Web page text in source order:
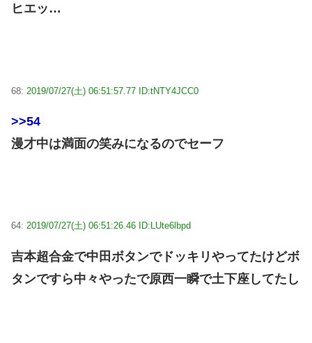
ヒエッ…
68: 2019/07/27(土) 06:51:57.77 ID:tNTY4JCC0
>>54
漫才中は満面の笑みになるのでセーフ
64: 2019/07/27(土) 06:51:26.46 ID:LUte6lbpd
吉本超合金で中田ボタンでドッキリやってたけどボ
タンですら中々やったで原西一瞬で土下座してたし